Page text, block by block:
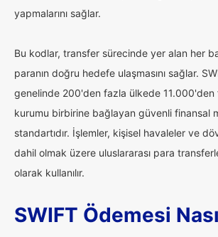
yapmalarını sağlar.
Bu kodlar, transfer sürecinde yer alan her
paranın doğru hedefe ulaşmasını sağlar.
genelinde 200'den fazla ülkede 11.000'den
kurumu birbirine bağlayan güvenli finansal
standartıdır. İşlemler, kişisel havaleler ve
dahil olmak üzere uluslararası para
olarak kullanılır.
SWIFT Ödemesi